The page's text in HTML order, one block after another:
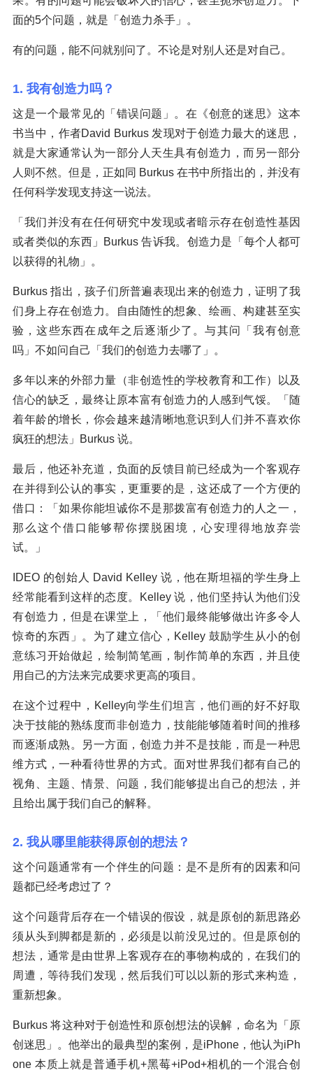
面的5个问题，就是「创造力杀手」。
有的问题，能不问就别问了。不论是对别人还是对自己。
1. 我有创造力吗？
这是一个最常见的「错误问题」。在《创意的迷思》这本
书当中，作者David Burkus 发现对于创造力最大的迷思，
就是大家通常认为一部分人天生具有创造力，而另一部分
人则不然。但是，正如同 Burkus 在书中所指出的，并没有
任何科学发现支持这一说法。
「我们并没有在任何研究中发现或者暗示存在创造性基因
或者类似的东西」Burkus 告诉我。创造力是「每个人都可
以获得的礼物」。
Burkus 指出，孩子们所普遍表现出来的创造力，证明了我
们身上存在创造力。自由随性的想象、绘画、构建甚至实
验，这些东西在成年之后逐渐少了。与其问「我有创意
吗」不如问自己「我们的创造力去哪了」。
多年以来的外部力量（非创造性的学校教育和工作）以及
信心的缺乏，最终让原本富有创造力的人感到气馁。「随
着年龄的增长，你会越来越清晰地意识到人们并不喜欢你
疯狂的想法」Burkus 说。
最后，他还补充道，负面的反馈目前已经成为一个客观存
在并得到公认的事实，更重要的是，这还成了一个方便的
借口：「如果你能坦诚你不是那拨富有创造力的人之一，
那么这个借口能够帮你摆脱困境，心安理得地放弃尝
试。」
IDEO 的创始人 David Kelley 说，他在斯坦福的学生身上
经常能看到这样的态度。Kelley 说，他们坚持认为他们没
有创造力，但是在课堂上，「他们最终能够做出许多令人
惊奇的东西」。为了建立信心，Kelley 鼓励学生从小的创
意练习开始做起，绘制简笔画，制作简单的东西，并且使
用自己的方法来完成要求更高的项目。
在这个过程中，Kelley向学生们坦言，他们画的好不好取
决于技能的熟练度而非创造力，技能能够随着时间的推移
而逐渐成熟。另一方面，创造力并不是技能，而是一种思
维方式，一种看待世界的方式。面对世界我们都有自己的
视角、主题、情景、问题，我们能够提出自己的想法，并
且给出属于我们自己的解释。
2. 我从哪里能获得原创的想法？
这个问题通常有一个伴生的问题：是不是所有的因素和问
题都已经考虑过了？
这个问题背后存在一个错误的假设，就是原创的新思路必
须从头到脚都是新的，必须是以前没见过的。但是原创的
想法，通常是由世界上客观存在的事物构成的，在我们的
周遭，等待我们发现，然后我们可以以新的形式来构造，
重新想象。
Burkus 将这种对于创造性和原创想法的误解，命名为「原
创迷思」。他举出的最典型的案例，是iPhone，他认为iPh
one 本质上就是普通手机+黑莓+iPod+相机的一个混合创